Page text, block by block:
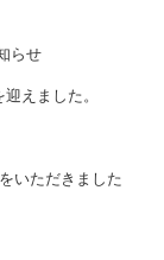
らせ
えました。
いただきました